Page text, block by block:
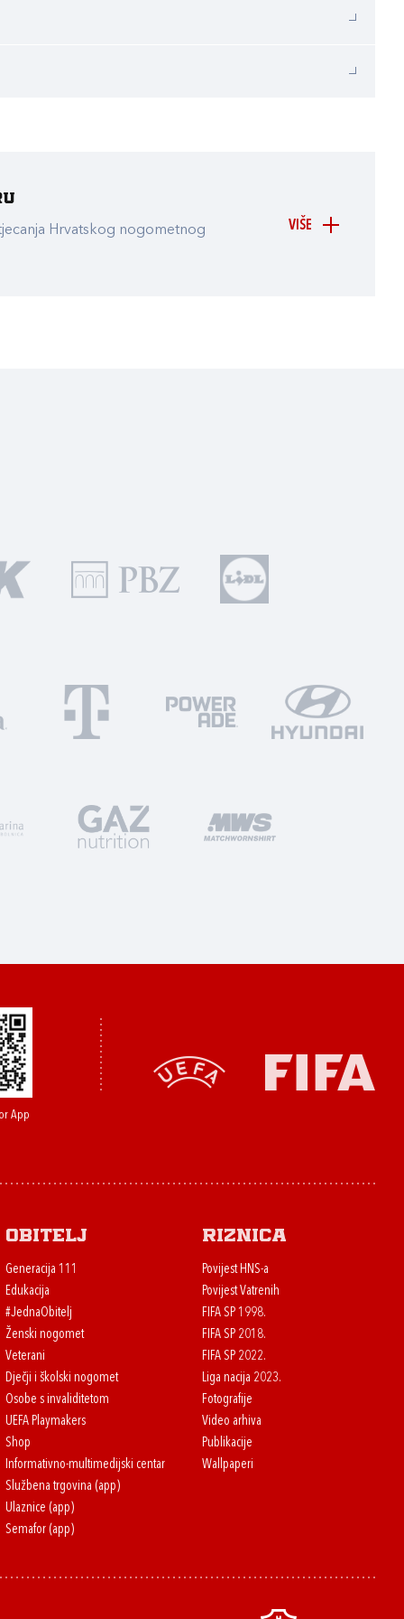
VIŠE
Hrvatskog nogometnog
App
Obitelj
Generacija 111
Edukacija
#JednaObitelj
Ženski nogomet
Veterani
Dječji i školski nogomet
Osobe s invaliditetom
UEFA Playmakers
Shop
Informativno-multimedijski centar
Službena trgovina (app)
Ulaznice (app)
Semafor (app)
Riznica
Povijest HNS-a
Povijest Vatrenih
FIFA SP 1998.
FIFA SP 2018.
FIFA SP 2022.
Liga nacija 2023.
Fotografije
Video arhiva
Publikacije
Wallpaperi